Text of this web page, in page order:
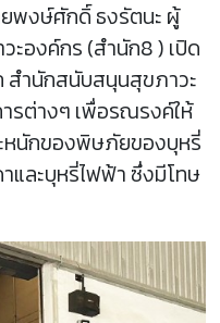
พงษ์ศักดิ์ ธงรัตนะ ผู้
องค์กร (สำนัก8 ) เปิด
สำนักสนับสนุนสุขภาวะ
รต่างๆ เพื่อรณรงค์ให้
หนักของพิษภัยของบุหรี่
และบุหรี่ไฟฟ้า ซึ่งมีโทษ